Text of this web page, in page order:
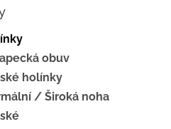
obuv
holínky
/ Široká noha